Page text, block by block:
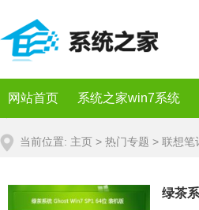
网站首页 系统之家win7系统
当前位置: 主页 > 热门专题 > 联想笔
绿茶